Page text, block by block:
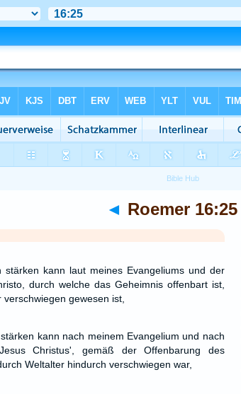
◄ Roemer 16:25
stärken kann laut meines Evangeliums und der
durch welche das Geheimnis offenbart ist,
gewesen ist,
kann nach meinem Evangelium und nach
Christus', gemäß der Offenbarung des
Weltalter hindurch verschwiegen war,